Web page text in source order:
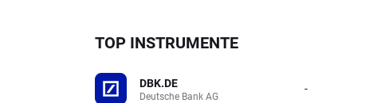
TOP INSTRUMENTE
DBK.DE
Deutsche Bank AG -